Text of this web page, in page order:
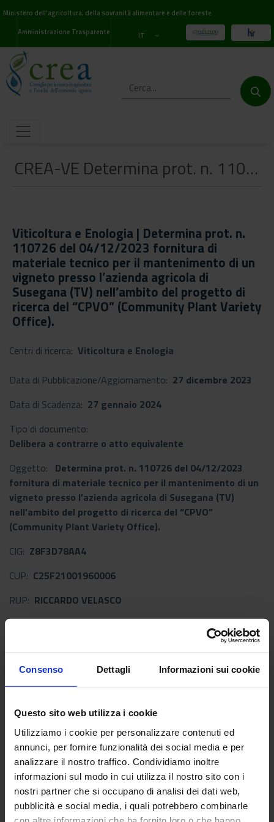
Consenso Dettagli Informazioni sui cookie
Questo sito web utilizza i cookie
Utilizziamo i cookie per personalizzare contenuti ed
annunci, per fornire funzionalità dei social media e per
analizzare il nostro traffico. Condividiamo inoltre
informazioni sul modo in cui utilizza il nostro sito con i
nostri partner che si occupano di analisi dei dati web,
pubblicità e social media, i quali potrebbero combinarle
Ministero dell'agricoltura, della sovranità alimentare e delle foreste
Amministrazione Trasparente
IT
CREA-VE Determina prot. n. 110726 del 04/12/2023 fornitura di materiale tecnico per il mantenimento di un vigneto presso l’azienda agricola di Susegana (TV) nell’ambito del progetto di ricerca del “CPVO” (Community Plant Variety Office).
Viticoltura e Enologia | Determina prot. n.
110726 del 04/12/2023 fornitura di
materiale tecnico per il mantenimento di un
vigneto presso l’azienda agricola di
Susegana (TV) nell’ambito del progetto di
ricerca del “CPVO” (Community Plant Variety
Office).
Centri di ricerca: Viticoltura e Enologia
Data di Pubblicazione/Aggiornamento: 27 dicembre 2023
Data di Scadenza: 27 gennaio 2024
Tipo di documento:
Delibera a contrarre o atto equivalente
Oggetto: Determina prot. n. 110726 del 04/12/2023
fornitura di materiale tecnico per il mantenimento di un
vigneto presso l’azienda agricola di Susegana (TV)
nell’ambito del progetto di ricerca del “CPVO”
(Community Plant Variety Office).
CIG: Z8F3D78AA4
CUP: C25F21001960006
RUP: RICCARDO VELASCO
Documenti allegati
Determina prot. n. 110726 del
tecnico per il mantenimento di un
vigneto presso l’azienda agricola di
Susegana (TV) nell’ambito del
progetto di ricerca del “CPVO”
(Community Plant Variety Office).
PDF
[Data di Pubblicazione: 27 dicembre 2023]